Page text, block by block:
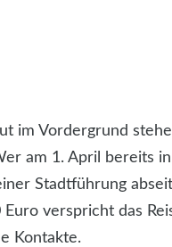
im Vordergrund
am 1. April bereits
Stadtführung
verspricht das
Kontakte.